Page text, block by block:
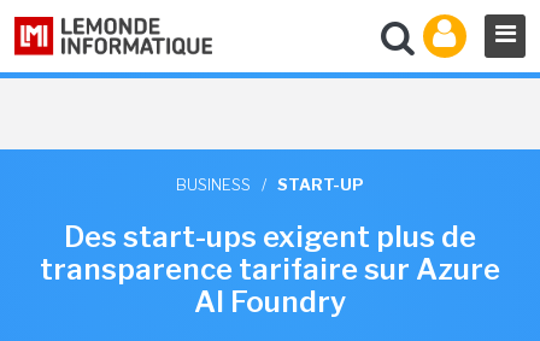
BUSINESS / START-UP
Des start-ups exigent plus de
transparence tarifaire sur Azure
AI Foundry